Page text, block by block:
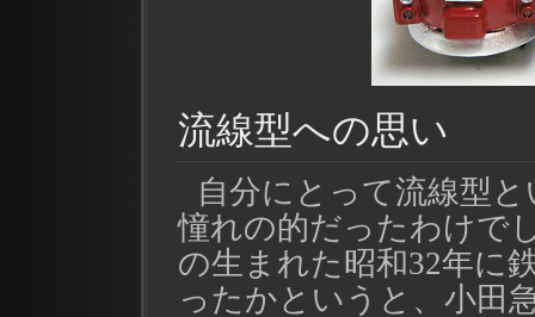
流線型への思い
自分にとって流線型
憧れの的だったわけで
の生まれた昭和32年に
ったかというと、小田